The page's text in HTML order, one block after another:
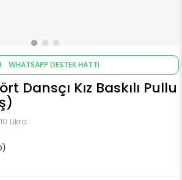
WHATSAPP DESTEK HATTI
Dansçı Kız Baskılı Pullu
Likra